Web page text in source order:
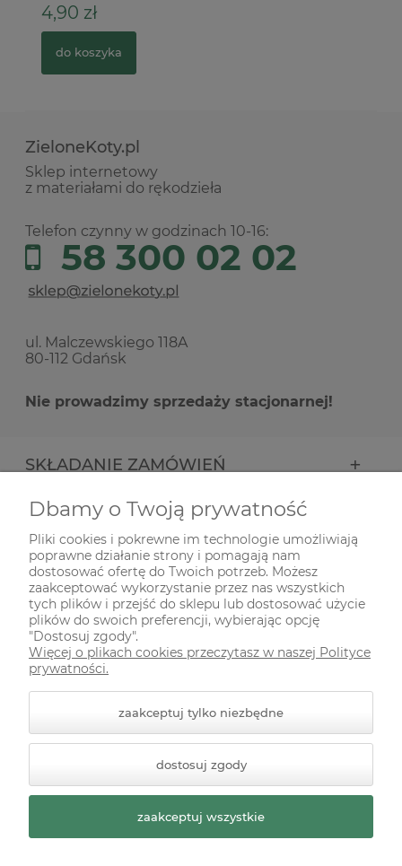
4,90 zł
do koszyka
ZieloneKoty.pl
Sklep internetowy
z materiałami do rękodzieła
Telefon czynny w godzinach 10-16:
58 300 02 02
ul. Malczewskiego 118A
80-112 Gdańsk
Nie prowadzimy sprzedaży stacjonarnej!
SKŁADANIE ZAMÓWIEŃ
INFORMACJE
ODWIEDŹ NAS NA
Styl graficzny ShopGadget.pl
Sklep internetowy Shoper
Premium
Dbamy o Twoją prywatność
Pliki cookies i pokrewne im technologie umożliwiają
poprawne działanie strony i pomagają nam
dostosować ofertę do Twoich potrzeb. Możesz
zaakceptować wykorzystanie przez nas wszystkich
tych plików i przejść do sklepu lub dostosować użycie
plików do swoich preferencji, wybierając opcję
"Dostosuj zgody".
Więcej o plikach cookies przeczytasz w naszej Polityce
prywatności.
zaakceptuj tylko niezbędne
dostosuj zgody
zaakceptuj wszystkie